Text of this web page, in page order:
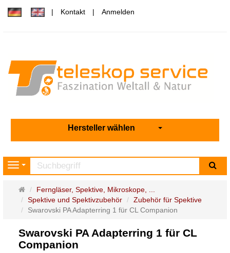
Kontakt Anmelden
Hersteller wählen
Navigation
Startseite
Ferngläser, Spektive, Mikroskope, ...
Spektive und Spektivzubehör
Zubehör für Spektive
Swarovski PA Adapterring 1 für CL Companion
Swarovski PA Adapterring 1 für CL
Companion